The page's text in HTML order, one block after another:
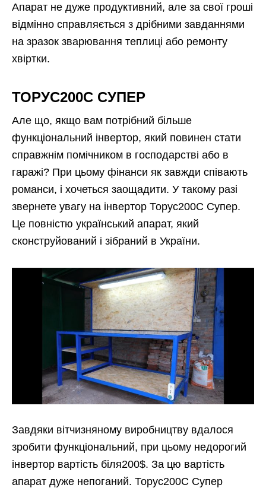
Апарат не дуже продуктивний, але за свої гроші
відмінно справляється з дрібними завданнями
на зразок зварювання теплиці або ремонту
хвіртки.
ТОРУС200С СУПЕР
Але що, якщо вам потрібний більше
функціональний інвертор, який повинен стати
справжнім помічником в господарстві або в
гаражі? При цьому фінанси як завжди співають
романси, і хочеться заощадити. У такому разі
звернете увагу на інвертор Торус200С Супер.
Це повністю український апарат, який
сконструйований і зібраний в України.
Завдяки вітчизняному виробництву вдалося
зробити функціональний, при цьому недорогий
інвертор вартість біля200$. За цю вартість
апарат дуже непоганий. Торус200С Супер